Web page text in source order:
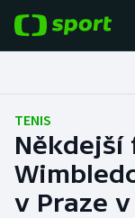
Fotbal
Hokej
Tenis
TENIS
Někdejší
v Praze